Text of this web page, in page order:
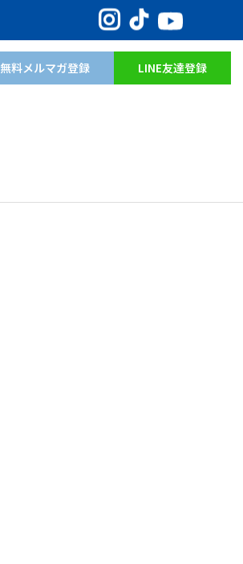
無料メルマガ登録 LINE友達登録